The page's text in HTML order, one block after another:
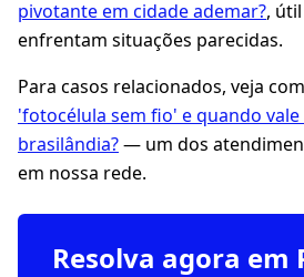
pivotante em cidade ademar?,
enfrentam situações parecidas.
Para casos relacionados, veja
'fotocélula sem fio' e quando
brasilândia?— um dos
em nossa rede.
Resolva agora em